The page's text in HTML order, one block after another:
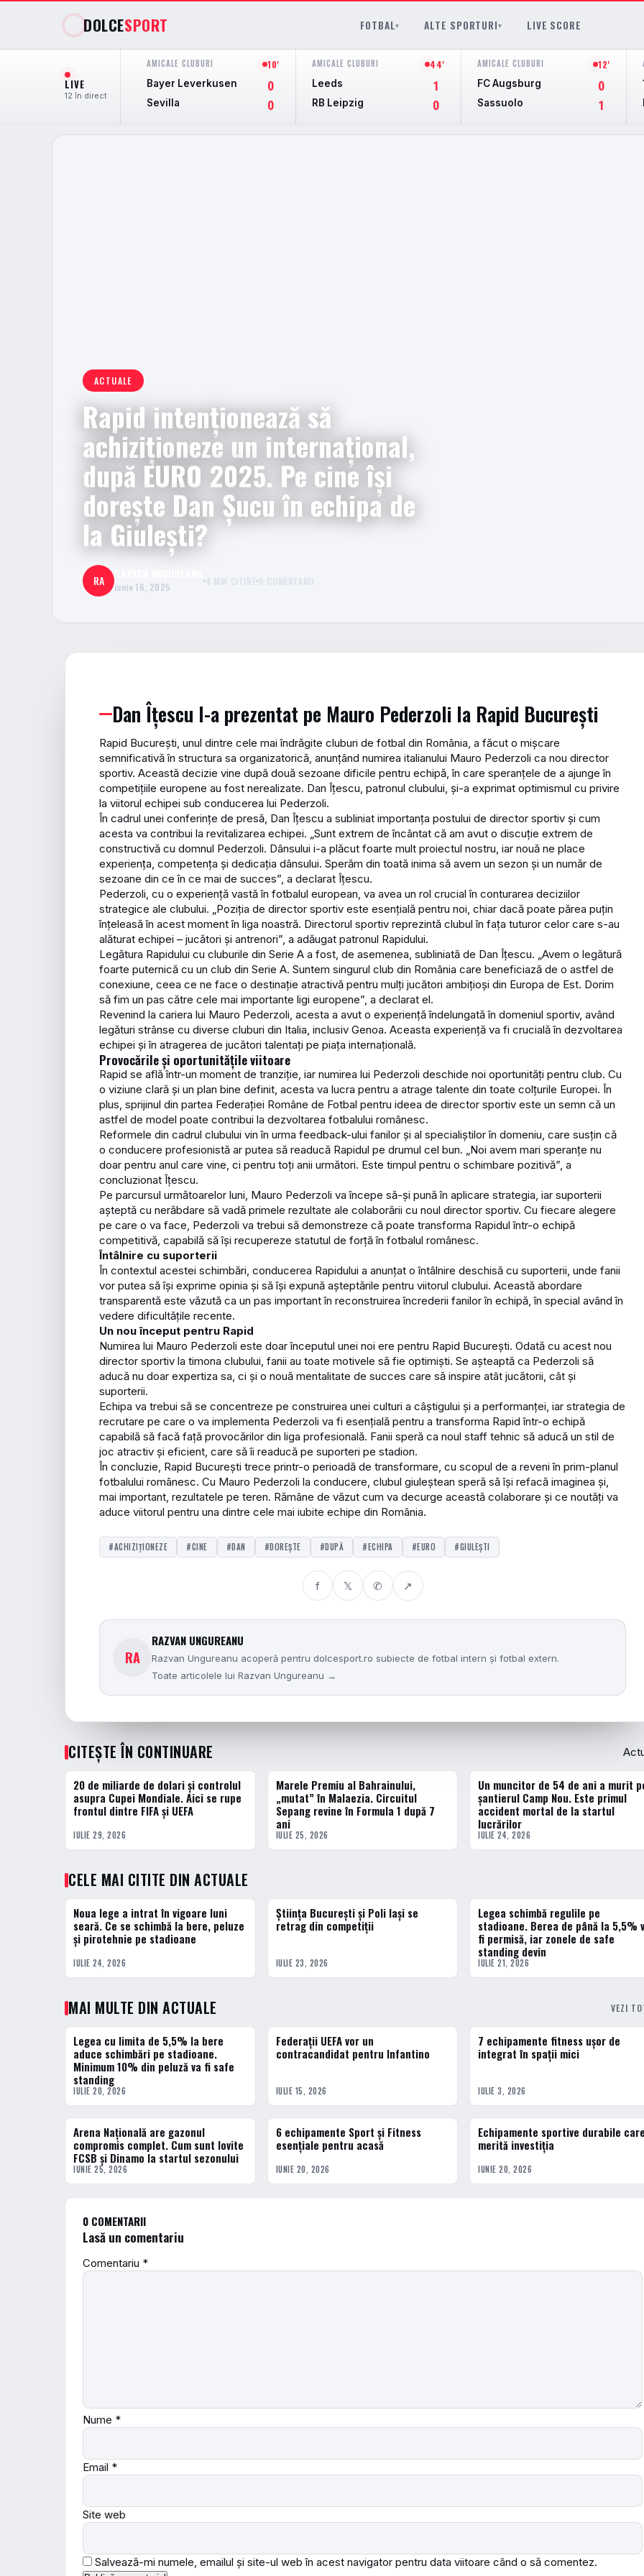
DOLCESPORT FOTBAL▾ ALTE SPORTURI▾ LIVE SCORE
LIVE
12 în direct
AMICALE CLUBURI 10'
Bayer Leverkusen 0
Sevilla 0
AMICALE CLUBURI 44'
Leeds 1
RB Leipzig 0
AMICALE CLUBURI 12'
FC Augsburg 0
Sassuolo 1
ACTUALE
Rapid intenționează să
achiziționeze un internațional,
după EURO 2025. Pe cine își
dorește Dan Șucu în echipa de
la Giulești?
RA iunie 16, 2025 4 MIN CITIRE 0 COMENTARII
Dan Îțescu l-a prezentat pe Mauro Pederzoli la Rapid București
Rapid București, unul dintre cele mai îndrăgite cluburi de fotbal din România, a făcut o mișcare
semnificativă în structura sa organizatorică, anunțând numirea italianului Mauro Pederzoli ca nou director
sportiv. Această decizie vine după două sezoane dificile pentru echipă, în care speranțele de a ajunge în
competițiile europene au fost nerealizate. Dan Îțescu, patronul clubului, și-a exprimat optimismul cu privire
la viitorul echipei sub conducerea lui Pederzoli.
În cadrul unei conferințe de presă, Dan Îțescu a subliniat importanța postului de director sportiv și cum
acesta va contribui la revitalizarea echipei. „Sunt extrem de încântat că am avut o discuție extrem de
constructivă cu domnul Pederzoli. Dânsului i-a plăcut foarte mult proiectul nostru, iar nouă ne place
experiența, competența și dedicația dânsului. Sperăm din toată inima să avem un sezon și un număr de
sezoane din ce în ce mai de succes”, a declarat Îțescu.
Pederzoli, cu o experiență vastă în fotbalul european, va avea un rol crucial în conturarea deciziilor
strategice ale clubului. „Poziția de director sportiv este esențială pentru noi, chiar dacă poate părea puțin
înțeleasă în acest moment în liga noastră. Directorul sportiv reprezintă clubul în fața tuturor celor care s-au
alăturat echipei – jucători și antrenori”, a adăugat patronul Rapidului.
Legătura Rapidului cu cluburile din Serie A a fost, de asemenea, subliniată de Dan Îțescu. „Avem o legătură
foarte puternică cu un club din Serie A. Suntem singurul club din România care beneficiază de o astfel de
conexiune, ceea ce ne face o destinație atractivă pentru mulți jucători ambițioși din Europa de Est. Dorim
să fim un pas către cele mai importante ligi europene”, a declarat el.
Revenind la cariera lui Mauro Pederzoli, acesta a avut o experiență îndelungată în domeniul sportiv, având
legături strânse cu diverse cluburi din Italia, inclusiv Genoa. Aceasta experiență va fi crucială în dezvoltarea
echipei și în atragerea de jucători talentați pe piața internațională.
Provocările și oportunitățile viitoare
Rapid se află într-un moment de tranziție, iar numirea lui Pederzoli deschide noi oportunități pentru club. Cu
o viziune clară și un plan bine definit, acesta va lucra pentru a atrage talente din toate colțurile Europei. În
plus, sprijinul din partea Federației Române de Fotbal pentru ideea de director sportiv este un semn că un
astfel de model poate contribui la dezvoltarea fotbalului românesc.
Reformele din cadrul clubului vin în urma feedback-ului fanilor și al specialiștilor în domeniu, care susțin că
o conducere profesionistă ar putea să readucă Rapidul pe drumul cel bun. „Noi avem mari speranțe nu
doar pentru anul care vine, ci pentru toți anii următori. Este timpul pentru o schimbare pozitivă”, a
concluzionat Îțescu.
Pe parcursul următoarelor luni, Mauro Pederzoli va începe să-și pună în aplicare strategia, iar suporterii
așteptă cu nerăbdare să vadă primele rezultate ale colaborării cu noul director sportiv. Cu fiecare alegere
pe care o va face, Pederzoli va trebui să demonstreze că poate transforma Rapidul într-o echipă
competitivă, capabilă să își recupereze statutul de forță în fotbalul românesc.
Întâlnire cu suporterii
În contextul acestei schimbări, conducerea Rapidului a anunțat o întâlnire deschisă cu suporterii, unde fanii
vor putea să își exprime opinia și să își expună așteptările pentru viitorul clubului. Această abordare
transparentă este văzută ca un pas important în reconstruirea încrederii fanilor în echipă, în special având în
vedere dificultățile recente.
Un nou început pentru Rapid
Numirea lui Mauro Pederzoli este doar începutul unei noi ere pentru Rapid București. Odată cu acest nou
director sportiv la timona clubului, fanii au toate motivele să fie optimiști. Se așteaptă ca Pederzoli să
aducă nu doar expertiza sa, ci și o nouă mentalitate de succes care să inspire atât jucătorii, cât și
suporterii.
Echipa va trebui să se concentreze pe construirea unei culturi a câștigului și a performanței, iar strategia de
recrutare pe care o va implementa Pederzoli va fi esențială pentru a transforma Rapid într-o echipă
capabilă să facă față provocărilor din liga profesională. Fanii speră ca noul staff tehnic să aducă un stil de
joc atractiv și eficient, care să îi readucă pe suporteri pe stadion.
În concluzie, Rapid București trece printr-o perioadă de transformare, cu scopul de a reveni în prim-planul
fotbalului românesc. Cu Mauro Pederzoli la conducere, clubul giuleștean speră să își refacă imaginea și,
mai important, rezultatele pe teren. Rămâne de văzut cum va decurge această colaborare și ce noutăți va
aduce viitorul pentru una dintre cele mai iubite echipe din România.
#ACHIZIȚIONEZE #CINE #DAN #DOREȘTE #DUPĂ #ECHIPA #EURO #GIULEȘTI
f 𝕏 ✆ ↗
RA
RAZVAN UNGUREANU
Razvan Ungureanu acoperă pentru dolcesport.ro subiecte de fotbal intern și fotbal extern.
Toate articolele lui Razvan Ungureanu →
CITEȘTE ÎN CONTINUARE
ACTUALE
20 de miliarde de dolari și controlul
asupra Cupei Mondiale. Aici se rupe
frontul dintre FIFA și UEFA
IULIE 29, 2026
ACTUALE
Marele Premiu al Bahrainului,
„mutat” în Malaezia. Circuitul
Sepang revine în Formula 1 după 7
ani
IULIE 25, 2026
ACTUALE
Un muncitor de 54 de ani a murit
șantierul Camp Nou. Este primul
accident mortal de la startul
lucrărilor
IULIE 24, 2026
CELE MAI CITITE DIN ACTUALE
1 · TOP
Noua lege a intrat în vigoare luni
seară. Ce se schimbă la bere, peluze
și pirotehnie pe stadioane
IULIE 24, 2026
2 · TOP
Știința București și Poli Iași se
retrag din competiții
IULIE 23, 2026
3 · TOP
Legea schimbă regulile pe
stadioane. Berea de până la 5,5%
fi permisă, iar zonele de safe
standing devin
IULIE 21, 2026
MAI MULTE DIN ACTUALE VEZI
ACTUALE
Legea cu limita de 5,5% la bere
aduce schimbări pe stadioane.
Minimum 10% din peluză va fi safe
standing
IULIE 20, 2026
ACTUALE
Federații UEFA vor un
contracandidat pentru Infantino
IULIE 15, 2026
ACTUALE
7 echipamente fitness ușor de
integrat în spații mici
IULIE 3, 2026
ACTUALE
Arena Națională are gazonul
compromis complet. Cum sunt lovite
FCSB și Dinamo la startul sezonului
IUNIE 25, 2026
ACTUALE
6 echipamente Sport și Fitness
esențiale pentru acasă
IUNIE 20, 2026
ACTUALE
Echipamente sportive durabile care
merită investiția
IUNIE 20, 2026
0 COMENTARII
Lasă un comentariu
Comentariu *
Nume *
Email *
Site web
Salvează-mi numele, emailul și site-ul web în acest navigator pentru data viitoare când o să comentez.